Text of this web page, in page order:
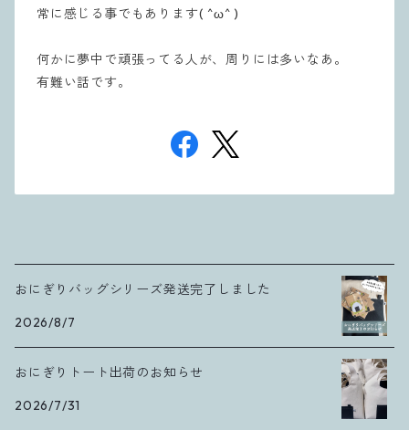
常に感じる事でもあります( ^ω^ )
何かに夢中で頑張ってる人が、周りには多いなあ。
有難い話です。
おにぎりバッグシリーズ発送完了しました
2026/8/7
おにぎりトート出荷のお知らせ
2026/7/31